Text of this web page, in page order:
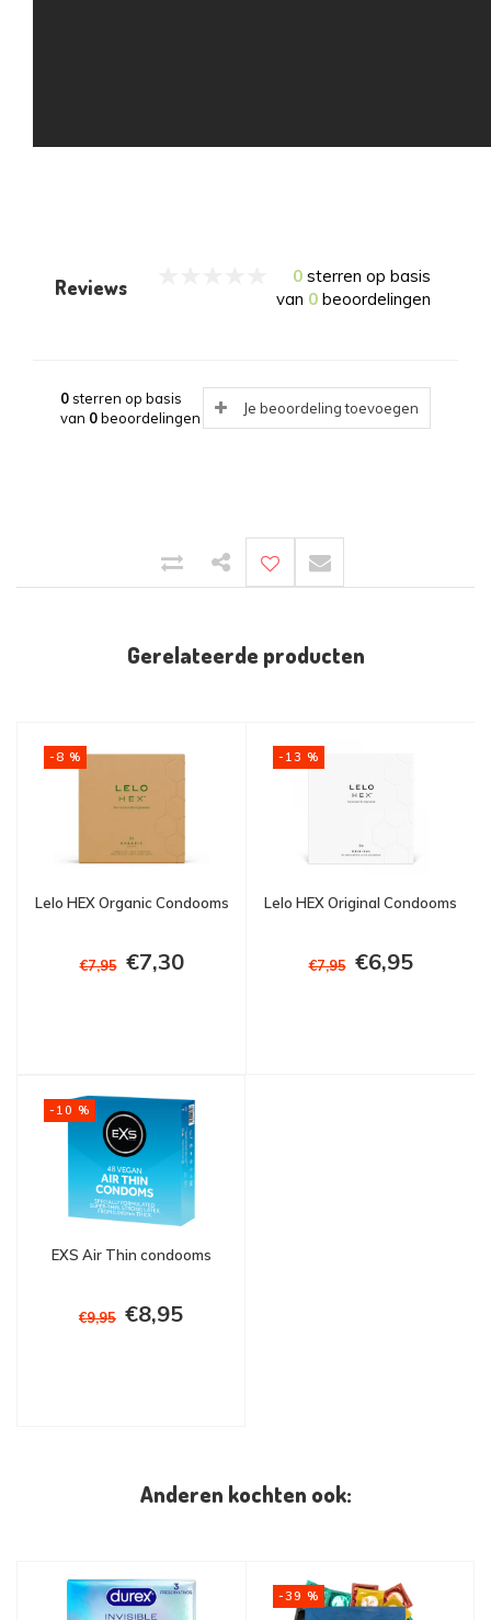
Reviews 0 sterren op basis
van 0 beoordelingen
0sterren op basis
van 0beoordelingen
Je beoordeling toevoegen
Gerelateerde producten
-8 %
Lelo HEX Organic Condooms
€7,95 €7,30
-13 %
Lelo HEX Original Condooms
€7,95 €6,95
-10 %
EXS Air Thin condooms
€9,95 €8,95
Anderen kochten ook:
-39 %